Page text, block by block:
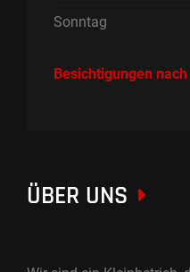
Sonntag
Besichtigungen
ÜBER UNS